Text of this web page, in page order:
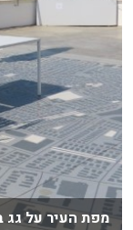
מפת העיר על גג